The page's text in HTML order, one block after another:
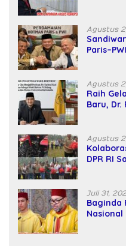
Agustus
Agustus
Raih
Baru,
Agustus
DPR RI
Juli 31,
Baginda